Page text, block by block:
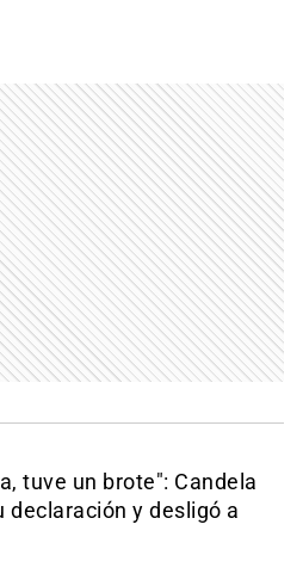
tuve un brote": Candela
declaración y desligó a